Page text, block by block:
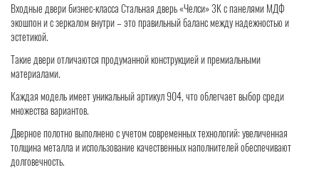
Входные двери бизнес-класса Стальная дверь «Челси» 3К с панелями МДФ
экошпон и с зеркалом внутри – это правильный баланс между надежностью и
эстетикой.
Такие двери отличаются продуманной конструкцией и премиальными
материалами.
Каждая модель имеет уникальный артикул 904, что облегчает выбор среди
множества вариантов.
Дверное полотно выполнено с учетом современных технологий: увеличенная
толщина металла и использование качественных наполнителей обеспечивают
долговечность.